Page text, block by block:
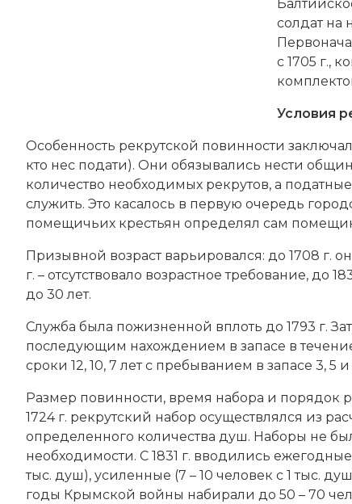
солдат на
с 1705 г.,
Условия
Особенность рекрутской повинности
кто нес подати). Они обязывались нести
количество необходимых рекрутов, а
служить. Это касалось в первую очередь
помещичьих крестьян определял сам
Призывной возраст варьировался: до 1708 г. он
г. – отсутствовало возрастное требование, до
до 30 лет.
Служба была пожизненной вплоть до 1793 г.
последующим нахождением в запасе в течение
сроки 12, 10, 7 лет с пребыванием в запасе 3, 5 и
Размер повинности, время набора и порядок
1724 г. рекрутский набор осуществлялся из
определенного количества душ. Наборы не
необходимости. С 1831 г. вводились
тыс. душ), усиленные (7 – 10 человек с 1 тыс.
годы Крымской войны набирали до 50 – 70